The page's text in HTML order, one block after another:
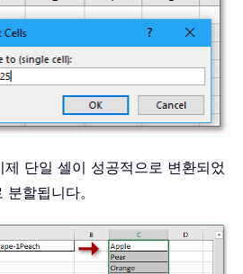
제 단일 셀이 성공적으로 변환되었
할됩니다。